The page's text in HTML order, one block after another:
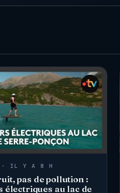
· IL Y A 8 H
pas de pollution :
électriques au lac de